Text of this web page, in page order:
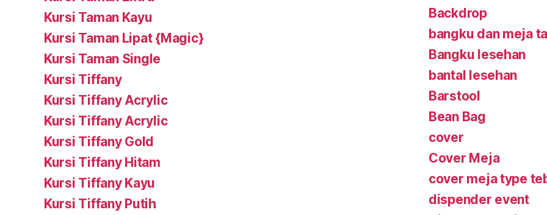
Kursi Taman Kayu
Kursi Taman Lipat {Magic}
Kursi Taman Single
Kursi Tiffany
Kursi Tiffany Acrylic
Kursi Tiffany Acrylic
Kursi Tiffany Gold
Kursi Tiffany Hitam
Kursi Tiffany Kayu
Kursi Tiffany Putih
Backdrop
bangku dan meja
Bangku lesehan
bantal lesehan
Barstool
Bean Bag
cover
Cover Meja
cover meja type
dispender event